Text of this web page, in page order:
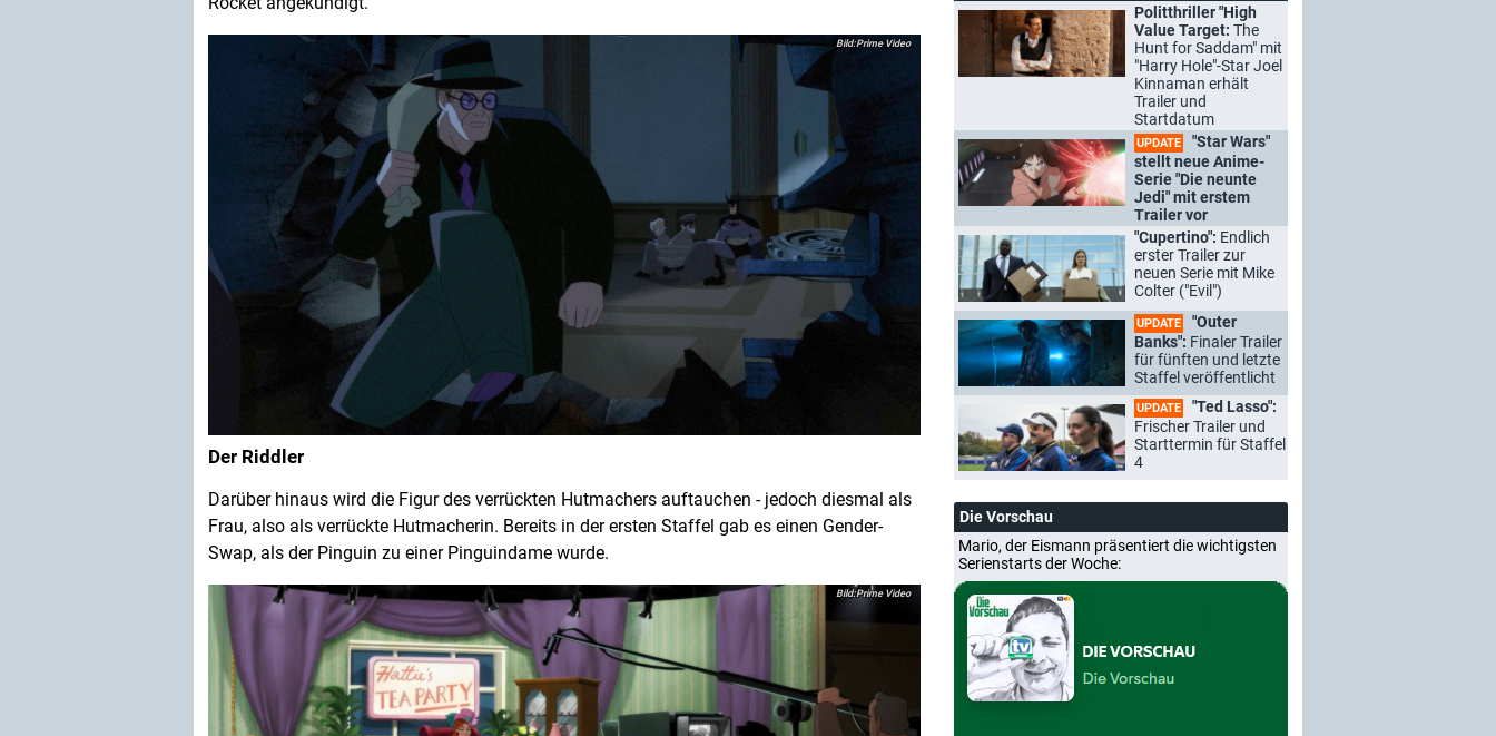
Der Riddler
Prime Video
Darüber hinaus wird die Figur des verrückten Hutmachers auftauchen - jedoch diesmal als
Frau, also als verrückte Hutmacherin. Bereits in der ersten Staffel gab es einen Gender-
Swap, als der Pinguin zu einer Pinguindame wurde.
Prime Video
Politthriller "High
Value Target: The
Hunt for Saddam" mit
"Harry Hole"-Star Joel
Kinnaman erhält
Trailer und
Startdatum
UPDATE
"Star Wars"
stellt neue Anime-
Serie "Die neunte
Jedi" mit erstem
Trailer vor
"Cupertino": Endlich
erster Trailer zur
neuen Serie mit Mike
Colter ("Evil")
UPDATE
"Outer
Banks": Finaler Trailer
für fünften und letzte
Staffel veröffentlicht
UPDATE
"Ted Lasso":
Frischer Trailer und
Starttermin für Staffel
4
Die Vorschau
Mario, der Eismann präsentiert die wichtigsten
Serienstarts der Woche: